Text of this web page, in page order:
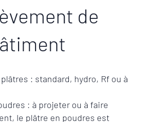
de
: standard, hydro, Rf ou à
: à projeter ou à faire
le plâtre en poudres est